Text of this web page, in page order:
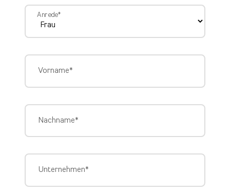
Anrede*
Vorname*
Nachname*
Unternehmen*